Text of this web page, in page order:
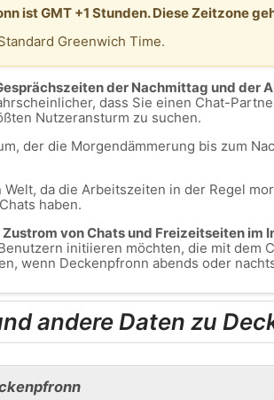
ist GMT +1 Stunden. Diese Zeitzone
Greenwich Time.
der Nachmittag und der
dass Sie einen Chat-
Nutzeransturm zu suchen.
der die Morgendämmerung bis zum
da die Arbeitszeiten in der Regel
haben.
von Chats und Freizeitseiten
initiieren möchten, die mit dem
wenn Deckenpfronn abends oder
andere Daten zu